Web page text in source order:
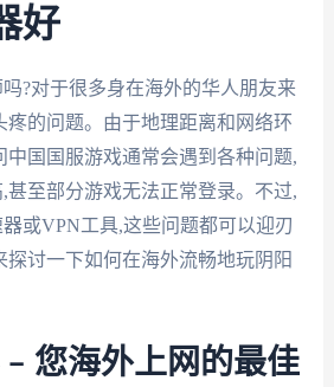
好
?对于很多身在海外的华人朋友来
疼的问题。由于地理距离和网络环
中国国服游戏通常会遇到各种问题,
甚至部分游戏无法正常登录。不过,
或VPN工具,这些问题都可以迎刃
探讨一下如何在海外流畅地玩阴阳
您海外上网的最佳